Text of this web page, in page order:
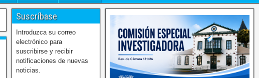
Suscríbase
Introduzca su correo
electrónico para
suscribirse y recibir
notificaciones de nuevas
noticias.